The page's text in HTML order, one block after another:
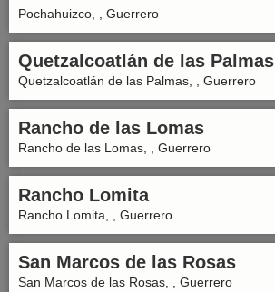
Pochahuizco, , Guerrero
Quetzalcoatlán de las Palmas
Quetzalcoatlán de las Palmas, , Guerrero
Rancho de las Lomas
Rancho de las Lomas, , Guerrero
Rancho Lomita
Rancho Lomita, , Guerrero
San Marcos de las Rosas
San Marcos de las Rosas, , Guerrero